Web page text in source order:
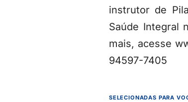
instrutor de
Saúde Integral
mais, acesse
94597-7405
SELECIONADAS PARA